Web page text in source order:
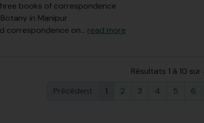
books of correspondence
in Manipur
correspondence on… read more
Résultats 1 à 10 sur
Précédent
1 2 3 4 5 6